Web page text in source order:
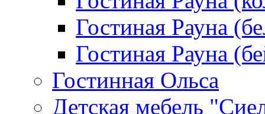
Гостиная Рауна
Гостиная Рауна
Гостинная Ольса
Детская мебель